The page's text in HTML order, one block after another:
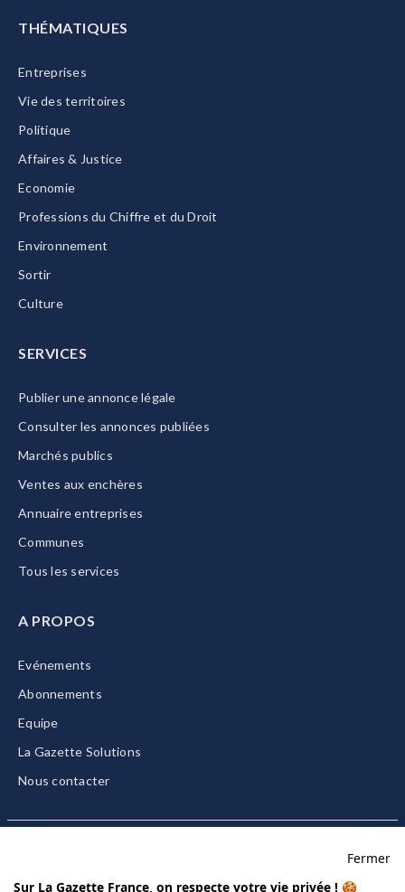
THÉMATIQUES
Entreprises
Vie des territoires
Politique
Affaires & Justice
Economie
Professions du Chiffre et du Droit
Environnement
Sortir
Culture
SERVICES
Publier une annonce légale
Consulter les annonces publiées
Marchés publics
Ventes aux enchères
Annuaire entreprises
Communes
Tous les services
A PROPOS
Evénements
Abonnements
Equipe
La Gazette Solutions
Nous contacter
Fermer
Sur La Gazette France, on respecte votre vie privée ! 🍪